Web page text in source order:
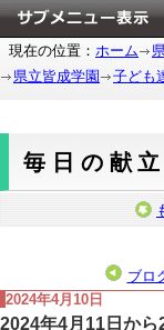
現在の位置： ホーム
県立皆成学園
子ども
毎日の献立
ブロ
2024年4月10日
2024年4月11日から